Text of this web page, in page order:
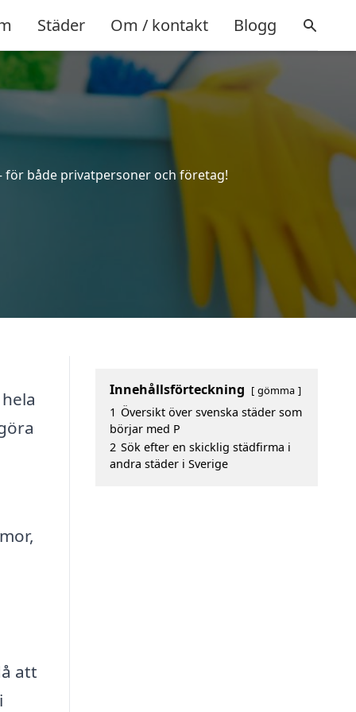
Städer Om / kontakt Blogg
både privatpersoner och företag!
att
Innehållsförteckning gömma
1 Översikt över svenska städer som
börjar med P
2 Sök efter en skicklig städfirma i
andra städer i Sverige